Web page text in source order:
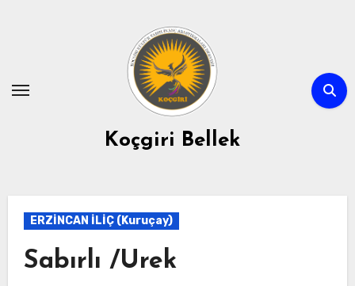
Koçgiri Bellek
ERZİNCAN İLİÇ (Kuruçay)
Sabırlı /Urek